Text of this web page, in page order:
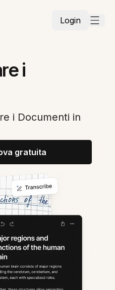
Login
i
i Documenti in
gratuita